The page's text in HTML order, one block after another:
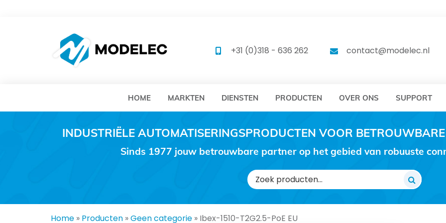
MODELEC MODELEC
+31 (0)318 - 636 262 contact@modelec.nl
HOME MARKTEN DIENSTEN PRODUCTEN OVER ONS SUPPORT
INDUSTRIËLE AUTOMATISERINGSPRODUCTEN VOOR
Sinds 1977 jouw betrouwbare partner op het gebied van robuuste
Zoeken
naar:
Home » Producten »Geen categorie » Ibex-1510-T2G2.5-PoE EU